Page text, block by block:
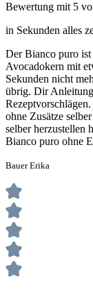
Bewertung mit 5
in Sekunden alles
Der Bianco puro ist
Avocadokern mit
Sekunden nicht
übrig. Dir
ohne Zusätze
selber herzustellen
Bianco puro ohne
Bauer Erika